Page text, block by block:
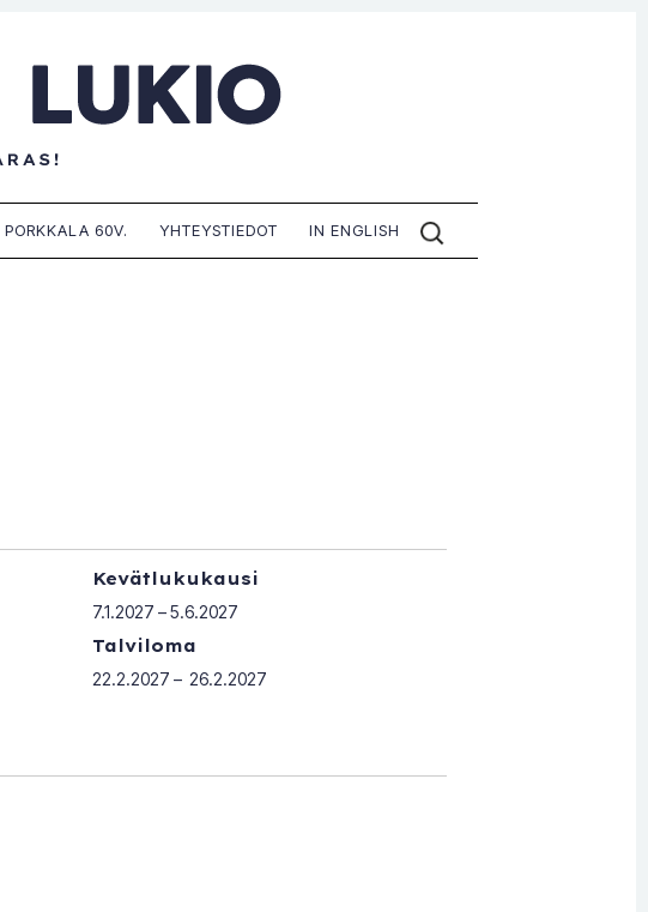
PORKKALA 60V. YHTEYSTIEDOT IN ENGLISH
ETSI
SIVUILTA:
Kevätlukukausi
7.1.2027 – 5.6.2027
Talviloma
22.2.2027 – 26.2.2027